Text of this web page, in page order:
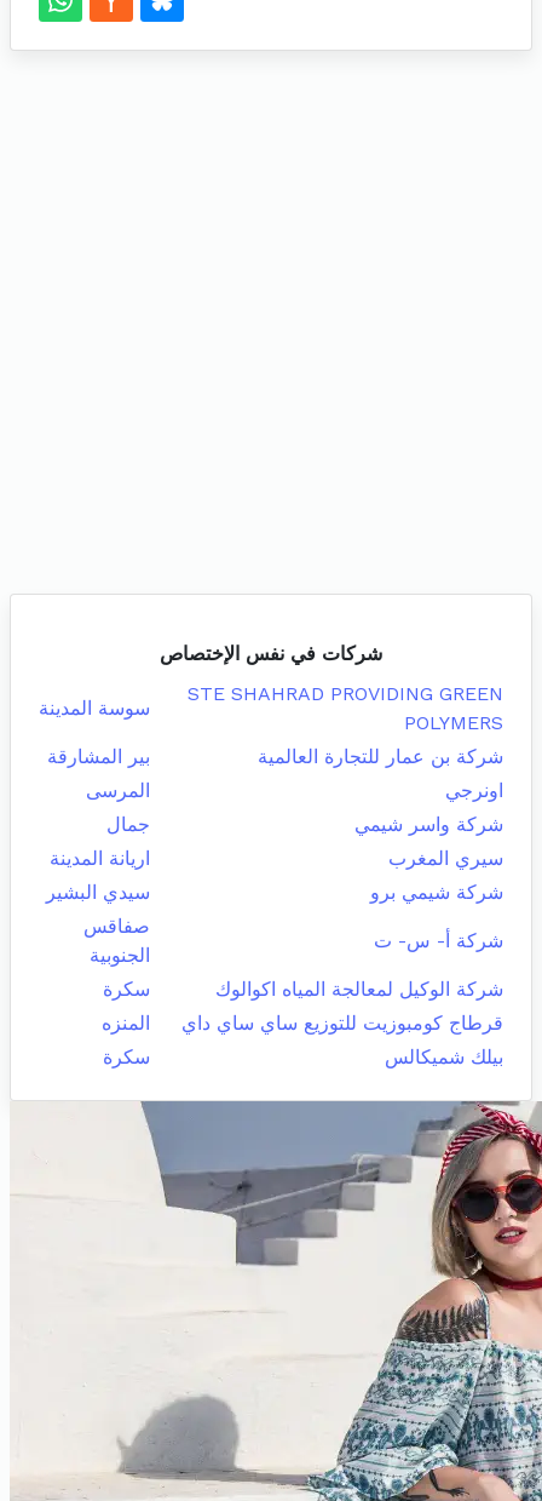
شركات في نفس الإختصاص
STE SHAHRAD PROVIDING GREEN
POLYMERS
سوسة المدينة
شركة بن عمار للتجارة العالمية
بير المشارقة
اونرجي
المرسى
شركة واسر شيمي
جمال
سيري المغرب
اريانة المدينة
شركة شيمي برو
سيدي البشير
شركة أ- س- ت
صفاقس
الجنوبية
شركة الوكيل لمعالجة المياه اكوالوك
سكرة
قرطاج كومبوزيت للتوزيع ساي ساي داي
المنزه
بيلك شميكالس
سكرة